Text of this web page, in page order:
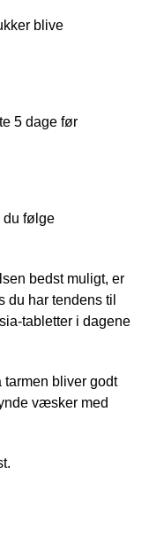
blive
5 dage før
du følge
bedst muligt, er
du har tendens til
tabletter i dagene
tarmen bliver godt
væsker med